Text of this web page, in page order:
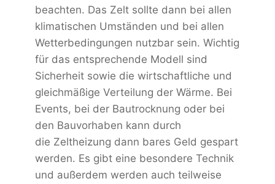
beachten. Das Zelt sollte dann bei allen
klimatischen Umständen und bei allen
Wetterbedingungen nutzbar sein. Wichtig
für das entsprechende Modell sind
Sicherheit sowie die wirtschaftliche und
gleichmäßige Verteilung der Wärme. Bei
Events, bei der Bautrocknung oder bei
den Bauvorhaben kann durch
die Zeltheizung dann bares Geld gespart
werden. Es gibt eine besondere Technik
und außerdem werden auch teilweise